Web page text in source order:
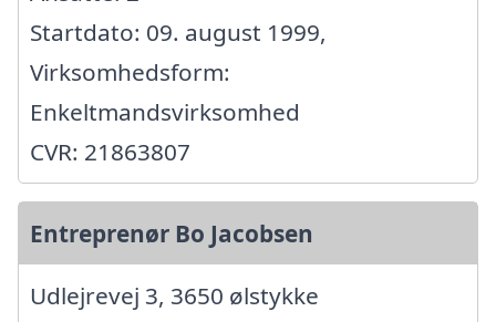
Startdato: 09. august 1999,
Virksomhedsform:
Enkeltmandsvirksomhed
CVR: 21863807
Entreprenør Bo Jacobsen
Udlejrevej 3, 3650 ølstykke